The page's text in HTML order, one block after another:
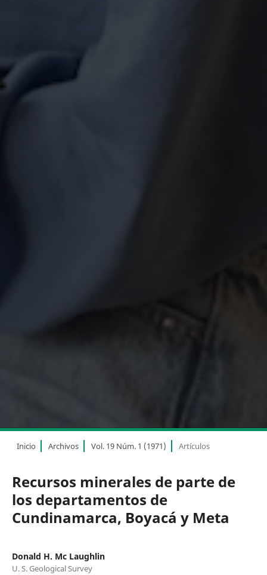
Inicio Archivos Vol. 19 Núm. 1 (1971) Artículos
Recursos minerales de parte de
los departamentos de
Cundinamarca, Boyacá y Meta
Donald H. Mc Laughlin
U. S. Geological Survey